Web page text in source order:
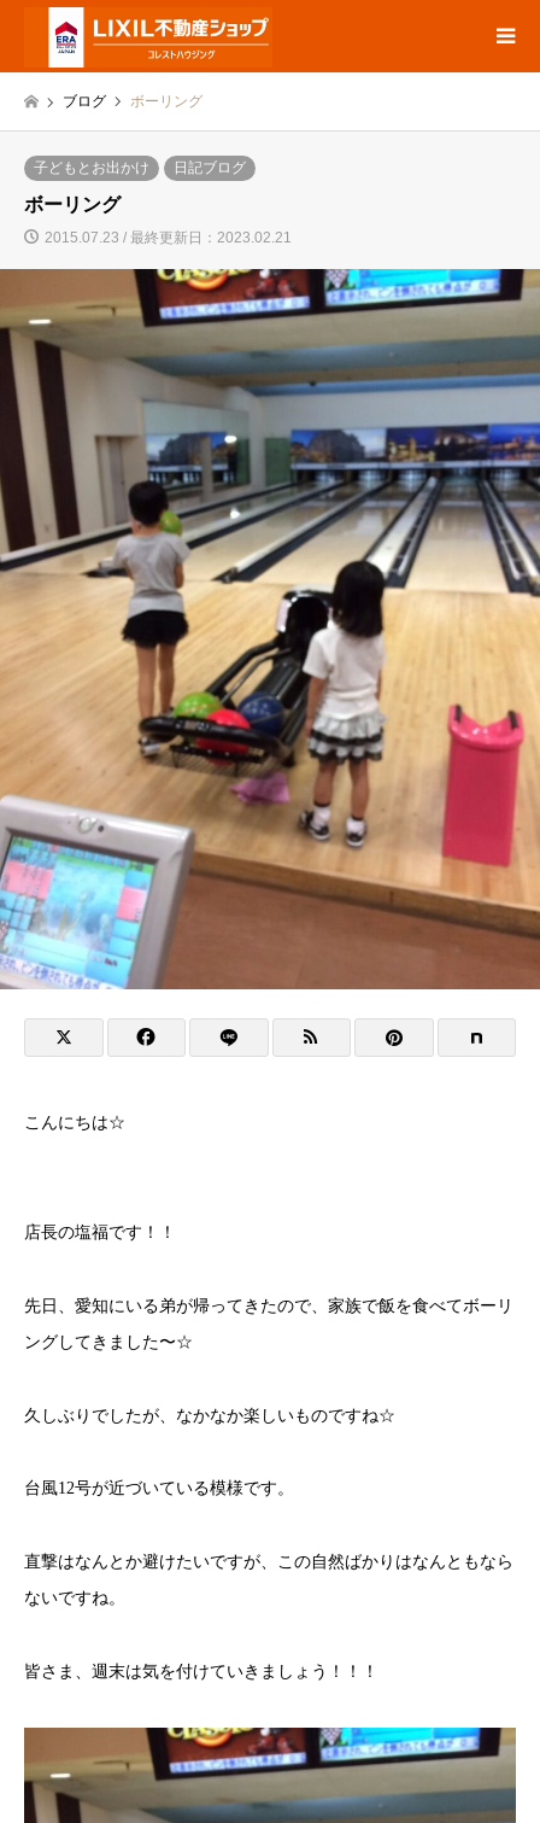
ブログ ボーリング
子どもとお出かけ 日記ブログ
ボーリング
2015.07.23 / 最終更新日：2023.02.21
こんにちは☆
店長の塩福です！！
先日、愛知にいる弟が帰ってきたので、家族で飯を食べてボーリ
ングしてきました〜☆
久しぶりでしたが、なかなか楽しいものですね☆
台風12号が近づいている模様です。
直撃はなんとか避けたいですが、この自然ばかりはなんともなら
ないですね。
皆さま、週末は気を付けていきましょう！！！